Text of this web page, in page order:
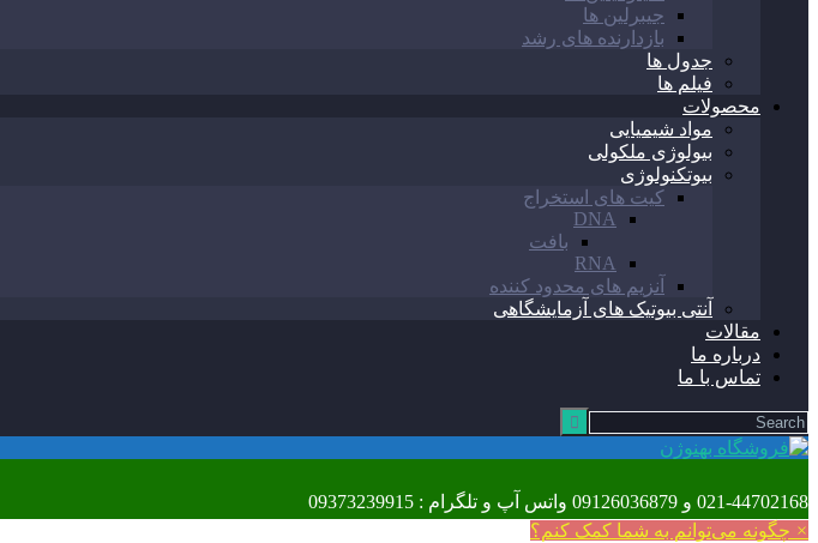
جیبرلین ها
بازدارنده های رشد
جدول ها
فیلم ها
محصولات
مواد شیمیایی
بیولوژی ملکولی
بیوتکنولوژی
کیت های استخراج
DNA
بافت
RNA
آنزیم های محدود کننده
آنتی بیوتیک های آزمایشگاهی
مقالات
درباره ما
تماس با ما
021-44702168 و 09126036879 واتس آپ و تلگرام : 09373239915
× چگونه می‌توانم به شما کمک کنم؟